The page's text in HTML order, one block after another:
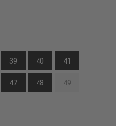
39 40 41
47 48 49